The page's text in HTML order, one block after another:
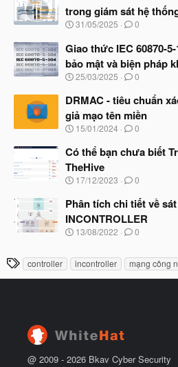
b
ắ
đ
ầ
u
trong giám sát hệ
N
à
y
b
ắ
đ
ầ
u
31/05/2025 0
Giao thức IEC 60870-
bảo mật và biện pháp
N
à
y
b
ắ
đ
ầ
u
25/03/2025 0
DRMAC - tiêu chuẩn
giả mạo tên miền
N
à
b
ắ
đ
ầ
u
15/01/2024 0
Có thể bạn chưa biết
TheHive
N
à
b
ắ
đ
ầ
u
17/12/2023 0
Phân tích chi tiết về
INCONTROLLER
N
y
u
13/08/2022 0
T
h
controller incontroller mạng công
@ 2009 - 2026 Bkav Cyber Security